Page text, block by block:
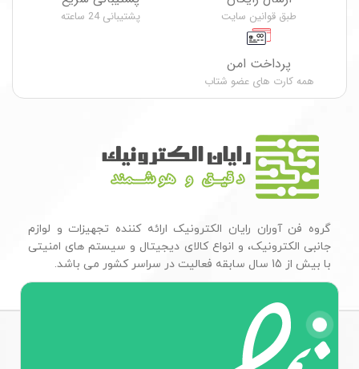
طبق قوانین سایت پشتیبانی 24 ساعته
پرداخت امن
همه کارت های عضو شتاب
گروه فن آوران رایان الکترونیک ارائه کننده تجهیزات و لوازم
جانبی الکترونیک، و انواع کالای دیجیتال و سیستم های امنیتی
با بیش از 15 سال سابقه فعالیت در سراسر کشور می باشد.